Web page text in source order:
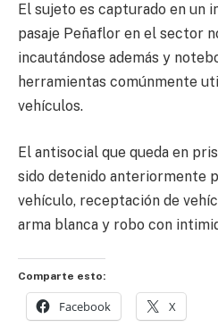
El sujeto es capturado en un
pasaje Peñaflor en el sector
incautándose además y
herramientas comúnmente
vehículos.
El antisocial que queda en
sido detenido anteriormente
vehículo, receptación de
arma blanca y robo con
Comparte esto:
Facebook X